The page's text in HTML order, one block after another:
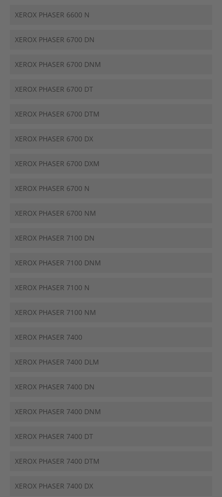
XEROX PHASER 6600 N
XEROX PHASER 6700 DN
XEROX PHASER 6700 DNM
XEROX PHASER 6700 DT
XEROX PHASER 6700 DTM
XEROX PHASER 6700 DX
XEROX PHASER 6700 DXM
XEROX PHASER 6700 N
XEROX PHASER 6700 NM
XEROX PHASER 7100 DN
XEROX PHASER 7100 DNM
XEROX PHASER 7100 N
XEROX PHASER 7100 NM
XEROX PHASER 7400
XEROX PHASER 7400 DLM
XEROX PHASER 7400 DN
XEROX PHASER 7400 DNM
XEROX PHASER 7400 DT
XEROX PHASER 7400 DTM
XEROX PHASER 7400 DX